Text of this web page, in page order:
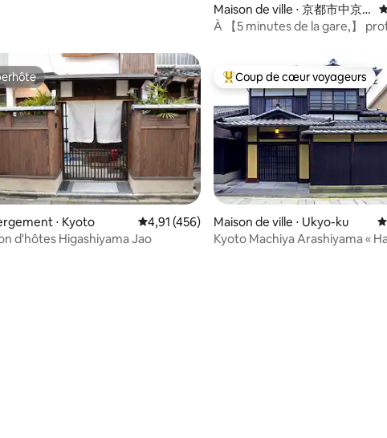
Maison de ville ⋅ 京都市中京
区
À 【5 minutes de la gare,】
sur la base de 187 commentaires : 4,86 sur 5
⋅ Kyoto Évaluation moyenne sur la base de 456
4,91 (456)
d'hôtes Higashiyama Jao
Coups de cœur voyageurs les
Coup de cœur voyageurs
Maison de ville ⋅ Ukyo-ku
Kyoto Machiya Arashiyama «